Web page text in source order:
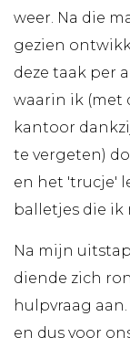
weer. Na die
gezien
deze taak per
waarin ik (met
kantoor
te vergeten)
en het 'trucje'
balletjes die ik
Na mijn
diende zich
hulpvraag
en dus voor